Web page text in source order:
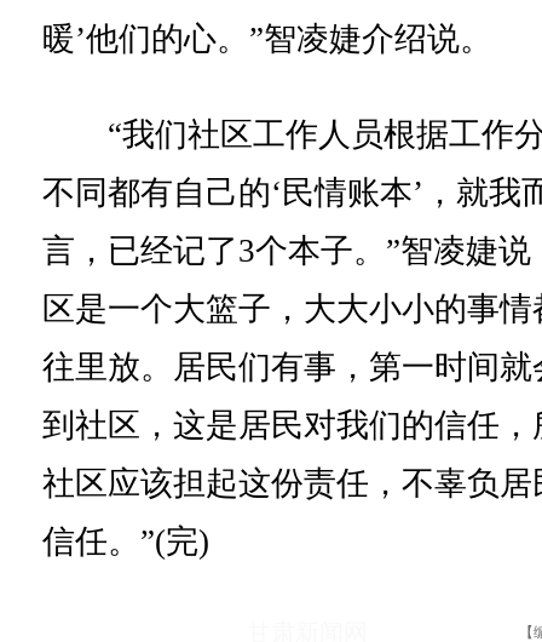
暖’他们的心。”智凌婕介绍说。
“我们社区工作人员根据工作
不同都有自己的‘民情账本’，就我
言，已经记了3个本子。”智凌婕说
区是一个大篮子，大大小小的事情
往里放。居民们有事，第一时间就
到社区，这是居民对我们的信任，
社区应该担起这份责任，不辜负居
信任。”(完)